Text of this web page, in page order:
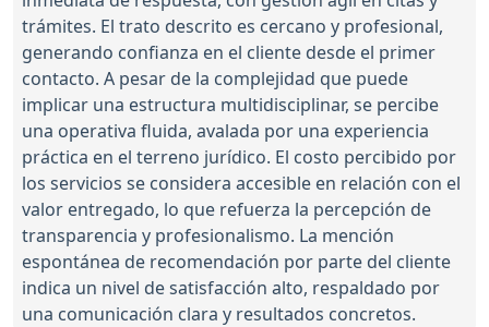
trámites. El trato descrito es cercano y profesional,
generando confianza en el cliente desde el primer
contacto. A pesar de la complejidad que puede
implicar una estructura multidisciplinar, se percibe
una operativa fluida, avalada por una experiencia
práctica en el terreno jurídico. El costo percibido por
los servicios se considera accesible en relación con el
valor entregado, lo que refuerza la percepción de
transparencia y profesionalismo. La mención
espontánea de recomendación por parte del cliente
indica un nivel de satisfacción alto, respaldado por
una comunicación clara y resultados concretos.